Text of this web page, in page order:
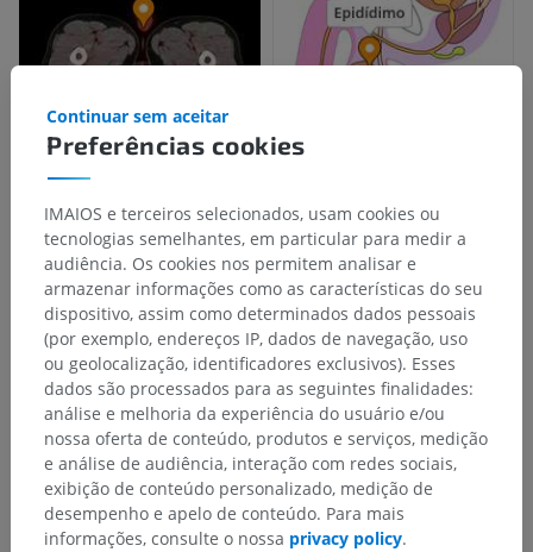
Preferências cookies
Continuar sem aceitar
IMAIOS e terceiros selecionados, usam cookies ou
tecnologias semelhantes, em particular para medir a
audiência. Os cookies nos permitem analisar e
armazenar informações como as características do seu
dispositivo, assim como determinados dados pessoais
(por exemplo, endereços IP, dados de navegação, uso
ou geolocalização, identificadores exclusivos). Esses
dados são processados para as seguintes finalidades:
análise e melhoria da experiência do usuário e/ou
nossa oferta de conteúdo, produtos e serviços, medição
e análise de audiência, interação com redes sociais,
exibição de conteúdo personalizado, medição de
desempenho e apelo de conteúdo. Para mais
informações, consulte o nossa privacy policy.